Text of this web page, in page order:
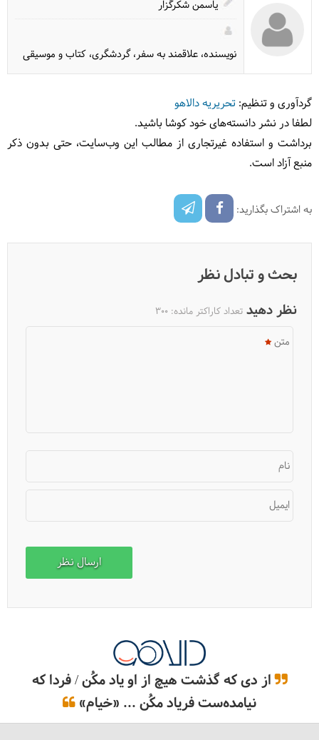
یاسمن شکرگزار
نویسنده، علاقمند به سفر، گردشگری، کتاب و موسیقی
گردآوری و تنظیم: تحریریه دالاهو
لطفا در نشر دانسته‌های خود کوشا باشید.
برداشت و استفاده غیرتجاری از مطالب این وب‌سایت، حتی بدون ذکر
منبع آزاد است.
به اشتراک بگذارید:
بحث و تبادل نظر
نظر دهید تعداد کاراکتر مانده: 300
متن
نام
ایمیل
از دی که گذشت هیچ از او یاد مکُن / فردا که
نیامده‌ست فریاد مکُن ... «خیام»